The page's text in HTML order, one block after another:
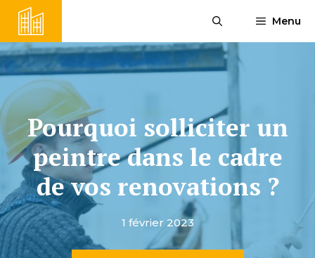
Aller
contenu
Menu
Pourquoi solliciter un
peintre dans le cadre
de vos renovations ?
1 février 2023